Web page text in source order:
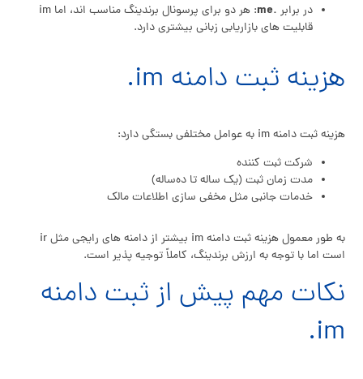
در برابر .me
: هر دو برای پرسونال برندینگ مناسب‌ اند، اما im
قابلیت‌ های بازاریابی زبانی بیشتری دارد.
هزینه ثبت دامنه im.
هزینه ثبت دامنه im به عوامل مختلفی بستگی دارد:
شرکت ثبت‌ کننده
مدت زمان ثبت (یک‌ ساله تا ده‌ساله)
خدمات جانبی مثل مخفی‌ سازی اطلاعات مالک
به طور معمول هزینه ثبت دامنه im بیشتر از دامنه‌ های رایجی مثل ir
است اما با توجه به ارزش برندینگ، کاملاً توجیه‌ پذیر است.
نکات مهم پیش از ثبت دامنه
im.